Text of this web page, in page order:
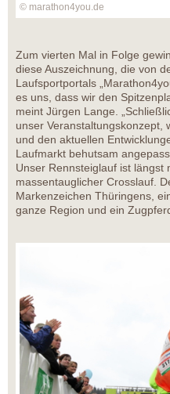
© marathon4you.de
Zum vierten Mal in Folge
diese Auszeichnung, die von
Laufsportportals
es uns, dass wir den
meint Jürgen Lange.
unser Veranstaltungskonzept,
und den aktuellen
Laufmarkt behutsam
Unser Rennsteiglauf ist längst
massentauglicher Crosslauf.
Markenzeichen Thüringens,
ganze Region und ein